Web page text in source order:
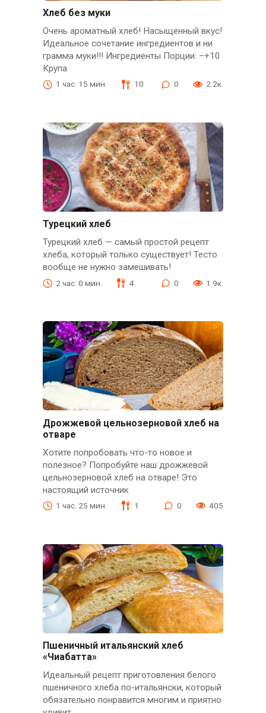
Хлеб без муки
Очень ароматный хлеб! Насыщенный вкус!
Идеальное сочетание ингредиентов и ни
грамма муки!!! Ингредиенты Порции: –+10
Крупа
1 час. 15 мин. 10 0 2.2к.
Турецкий хлеб
Турецкий хлеб — самый простой рецепт
хлеба, который только существует! Тесто
вообще не нужно замешивать!
2 час. 0 мин. 4 0 1.9к.
Дрожжевой цельнозерновой хлеб на
отваре
Хотите попробовать что-то новое и
полезное? Попробуйте наш дрожжевой
цельнозерновой хлеб на отваре! Это
настоящий источник
1 час. 25 мин. 1 0 405
Пшеничный итальянский хлеб
«Чиабатта»
Идеальный рецепт приготовления белого
пшеничного хлеба по-итальянски, который
обязательно понравится многим и приятно